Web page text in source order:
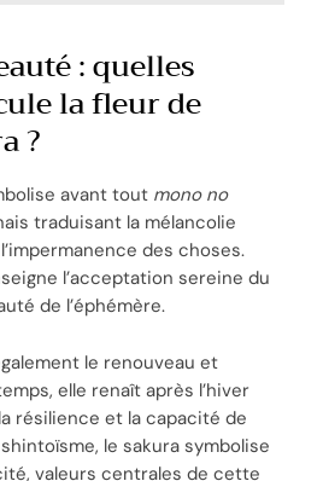
: quelles
la fleur de
?
avant tout mono no
traduisant la mélancolie
des choses.
l’acceptation sereine du
de l’éphémère.
le renouveau et
elle renaît après l’hiver
résilience et la capacité de
le sakura symbolise
valeurs centrales de cette